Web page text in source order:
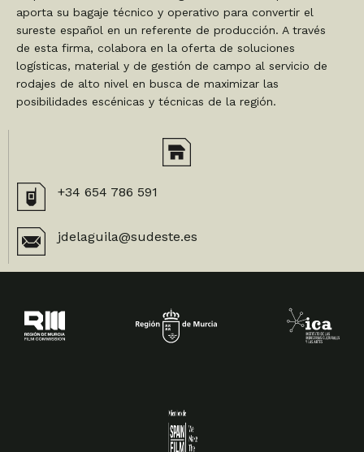
aporta su bagaje técnico y operativo para convertir el
sureste español en un referente de producción. A través
de esta firma, colabora en la oferta de soluciones
logísticas, material y de gestión de campo al servicio de
rodajes de alto nivel en busca de maximizar las
posibilidades escénicas y técnicas de la región.
+34 654 786 591
jdelaguila@sudeste.es